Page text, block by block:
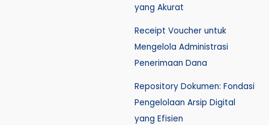
yang Akurat
Receipt Voucher untuk
Mengelola Administrasi
Penerimaan Dana
Repository Dokumen: Fondasi
Pengelolaan Arsip Digital
yang Efisien